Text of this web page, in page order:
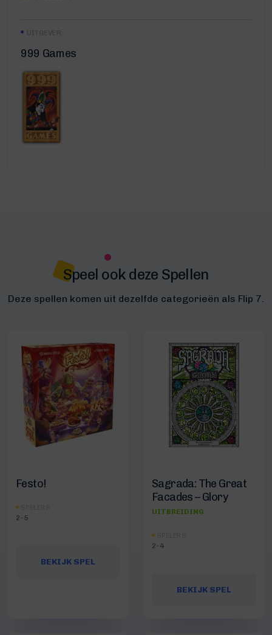
UITGEVER:
999 Games
Speel ook deze Spellen
Deze spellen komen uit dezelfde categorieën als Flip 7.
Festo!
2-5
BEKIJK SPEL
Sagrada: The Great
Facades – Glory
UITBREIDING
2-4
BEKIJK SPEL